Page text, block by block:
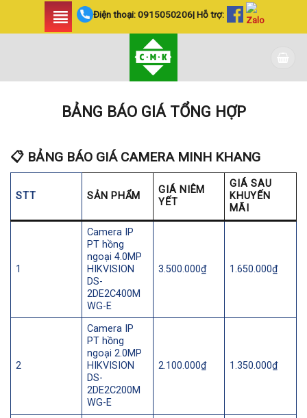
Điện thoại:0915050206| Hỗ trợ:
BẢNG BÁO GIÁ TỔNG HỢP
📋 BẢNG BÁO GIÁ CAMERA MINH KHANG
STT SẢN PHẨM
GIÁ NIÊM
YẾT
GIÁ SAU
KHUYẾN
MÃI
1
Camera IP
PT hồng
ngoại 4.0MP
HIKVISION
DS-
2DE2C400M
WG-E
3.500.000₫ 1.650.000₫
2
Camera IP
PT hồng
ngoại 2.0MP
HIKVISION
DS-
2DE2C200M
WG-E
2.100.000₫ 1.350.000₫